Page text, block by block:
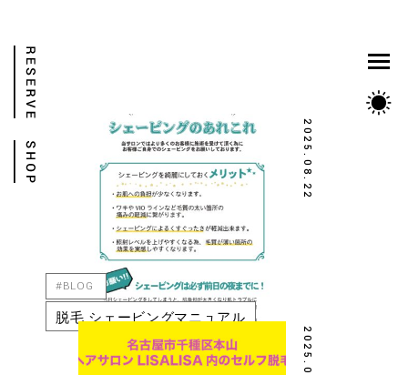
2025.08.22
#BLOG
脱毛 シェービングマニュアル